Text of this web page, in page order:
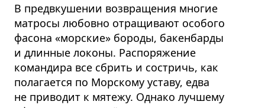
В предвкушении возвращения многие
матросы любовно отращивают особого
фасона «морские» бороды, бакенбарды
и длинные локоны. Распоряжение
командира все сбрить и состричь, как
полагается по Морскому уставу, едва
не приводит к мятежу. Однако лучшему